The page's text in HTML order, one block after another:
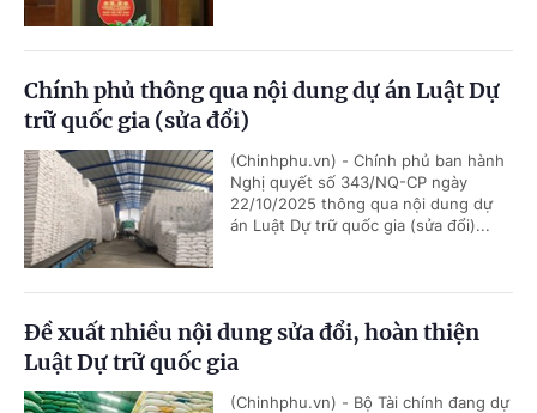
Chính phủ thông qua nội dung dự án Luật Dự
trữ quốc gia (sửa đổi)
(Chinhphu.vn) - Chính phủ ban hành
Nghị quyết số 343/NQ-CP ngày
22/10/2025 thông qua nội dung dự
án Luật Dự trữ quốc gia (sửa đổi)...
Đề xuất nhiều nội dung sửa đổi, hoàn thiện
Luật Dự trữ quốc gia
(Chinhphu.vn) - Bộ Tài chính đang dự